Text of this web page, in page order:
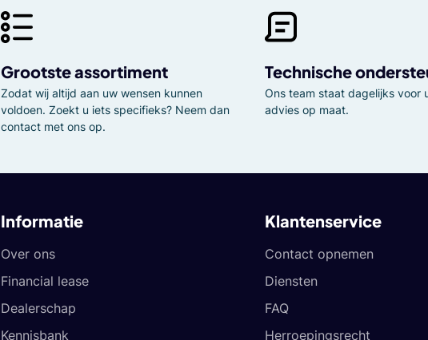
Grootste assortiment
Zodat wij altijd aan uw wensen kunnen
voldoen. Zoekt u iets specifieks? Neem dan
contact met ons op.
Technische
Ons team staat dagelijks voor
advies op maat.
Informatie
Over ons
Financial lease
Dealerschap
Kennisbank
Klantenservice
Contact opnemen
Diensten
FAQ
Herroepingsrecht